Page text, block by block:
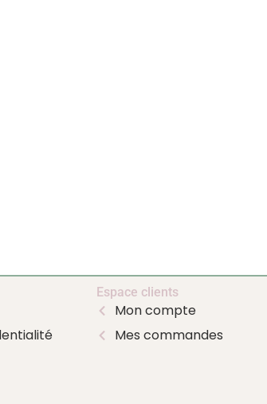
Espace clients
Mon compte
Mes commandes